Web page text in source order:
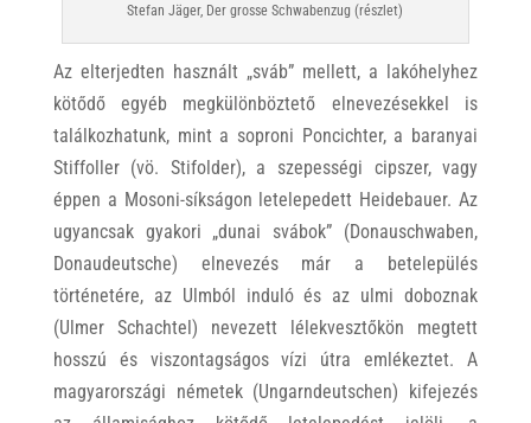
Stefan Jäger, Der grosse Schwabenzug (részlet)
Az elterjedten használt „sváb” mellett, a lakóhelyhez
kötődő egyéb megkülönböztető elnevezésekkel is
találkozhatunk, mint a soproni Poncichter, a baranyai
Stiffoller (vö. Stifolder), a szepességi cipszer, vagy
éppen a Mosoni-síkságon letelepedett Heidebauer. Az
ugyancsak gyakori „dunai svábok” (Donauschwaben,
Donaudeutsche) elnevezés már a betelepülés
történetére, az Ulmból induló és az ulmi doboznak
(Ulmer Schachtel) nevezett lélekvesztőkön megtett
hosszú és viszontagságos vízi útra emlékeztet. A
magyarországi németek (Ungarndeutschen) kifejezés